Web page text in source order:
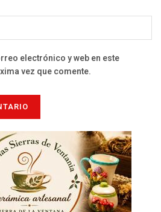
electrónico y web en este
vez que comente.